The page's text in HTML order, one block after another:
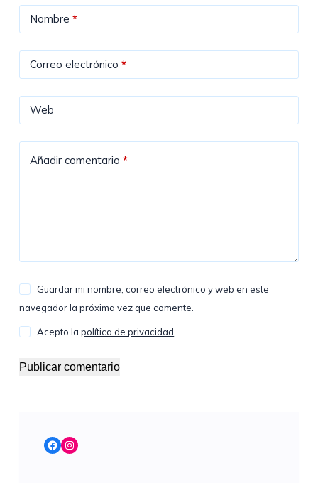
Nombre *
Correo electrónico *
Web
Añadir comentario *
Guardar mi nombre, correo electrónico y web en este
navegador la próxima vez que comente.
Acepto lapolítica de privacidad
Publicar comentario
Facebook
Instagram